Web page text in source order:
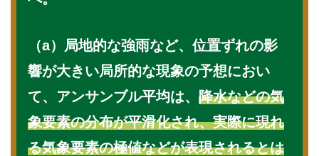
（a）局地的な強雨など、位置ずれの影
響が大きい局所的な現象の予想におい
て、アンサンブル平均は、 降水などの気
象要素の分布が平滑化され、実際に現れ
る気象要素の極値などが表現されるとは